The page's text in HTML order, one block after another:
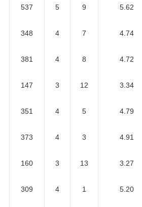
537 5 9 5.62
348 4 7 4.74
381 4 8 4.72
147 3 12 3.34
351 4 5 4.79
373 4 3 4.91
160 3 13 3.27
309 4 1 5.20